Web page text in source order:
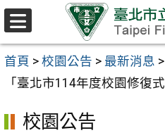
跳至主要內容區
首頁 > 校園公告 > 最新消息 >
「臺北市114年度校園修復
校園公告
選
單